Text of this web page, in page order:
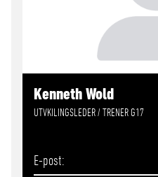
Kenneth Wold
UTVKILINGSLEDER / TRENER G17
E-post